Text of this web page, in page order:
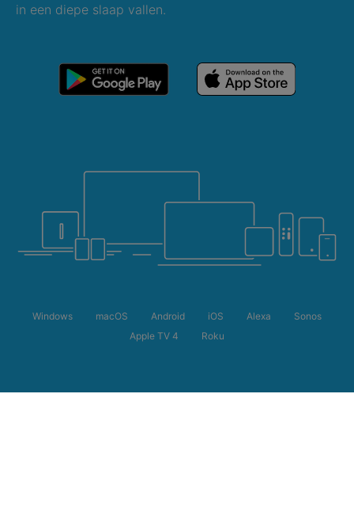
in een diepe slaap vallen.
Windows macOS Android iOS Alexa
Sonos
Apple TV 4
Roku